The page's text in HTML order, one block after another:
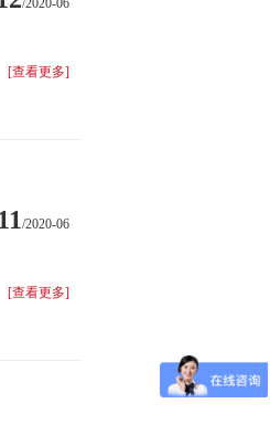
/2020-06
[查看更多]
11/2020-06
[查看更多]